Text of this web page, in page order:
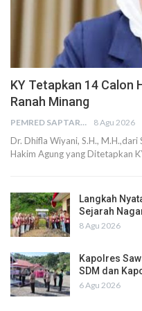
KY Tetapkan 14 Calon
Ranah Minang
PEMRED SAPTARIUS 8 Agu 2026
Dr. Dhifla Wiyani, S.H.,
Hakim Agung yang Ditetapkan
Langkah
Sejarah
8 Agu 2026
Kapolres
SDM dan
6 Agu 2026